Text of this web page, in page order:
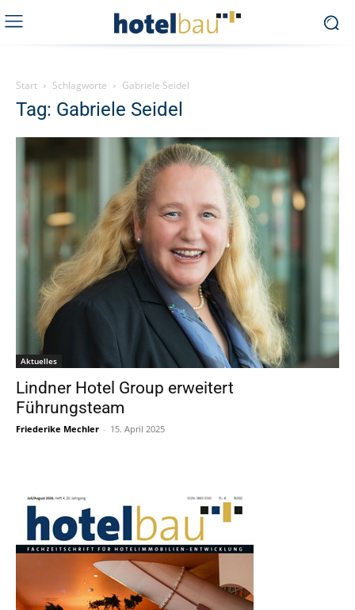
Start Schlagworte Gabriele Seidel
Tag: Gabriele Seidel
Aktuelles
Lindner Hotel Group erweitert
Führungsteam
Friederike Mechler - 15. April 2025